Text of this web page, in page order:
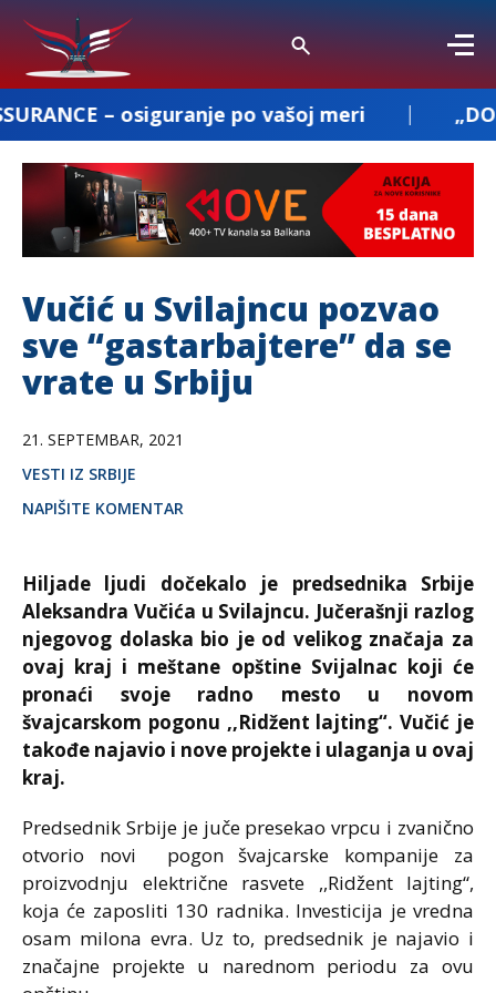
osiguranje po vašoj meri „DOBROSAV
Vučić u Svilajncu pozvao
sve “gastarbajtere” da se
vrate u Srbiju
21. SEPTEMBAR, 2021
VESTI IZ SRBIJE
NAPIŠITE KOMENTAR
Hiljade ljudi dočekalo je predsednika Srbije
Aleksandra Vučića u Svilajncu. Jučerašnji razlog
njegovog dolaska bio je od velikog značaja za
ovaj kraj i meštane opštine Svijalnac koji će
pronaći svoje radno mesto u novom
švajcarskom pogonu ,,Ridžent lajting“. Vučić je
takođe najavio i nove projekte i ulaganja u ovaj
kraj.
Predsednik Srbije je juče presekao vrpcu i zvanično
otvorio novi pogon švajcarske kompanije za
proizvodnju električne rasvete ,,Ridžent lajting“,
koja će zaposliti 130 radnika. Investicija je vredna
osam milona evra. Uz to, predsednik je najavio i
značajne projekte u narednom periodu za ovu